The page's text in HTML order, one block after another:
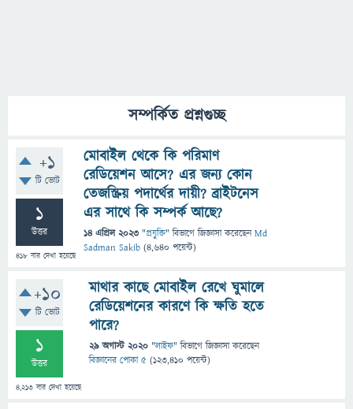
সম্পর্কিত প্রশ্নগুচ্ছ
+1
টি ভোট
1
উত্তর
418 বার দেখা হয়েছে
মোবাইল থেকে কি পরিমাণ
রেডিয়েশন আসে? এর জন্য কোন
তেজস্ক্রিয় পদার্থের দায়ী? ব্রাইটনেস
এর সাথে কি সম্পর্ক আছে?
14 এপ্রিল 2023 "প্রযুক্তি" বিভাগে জিজ্ঞাসাকরেছেনMd
Sadman Sakib (4,640 পয়েন্ট)
+10
টি ভোট
1
উত্তর
4,213 বার দেখা হয়েছে
মাথার কাছে মোবাইল রেখে ঘুমালে
রেডিয়েশনের কারণে কি ক্ষতি হতে
পারে?
29 অগাস্ট 2020 "লাইফ" বিভাগে জিজ্ঞাসাকরেছেন
বিজ্ঞানের পোকা ৫ (123,410 পয়েন্ট)